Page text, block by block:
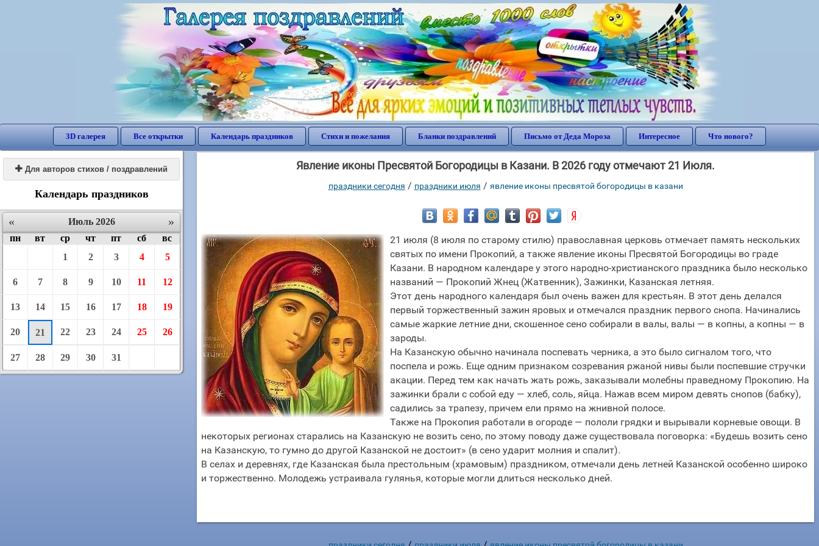
3D галерея Все открытки Календарь праздников Стихи и пожелания Бланки поздравлений Письмо от Деда Мороза Интересное Что нового?
 Для авторов стихов / поздравлений
Календарь праздников
« »
Июль 2026
пн
вт ср чт пт сб
вс
1
2 3 4 5
6 7 8 9 10 11 12
13 14 15 16 17 18 19
20 21 22 23 24 25 26
27 28 29 30 31
Явление иконы Пресвятой Богородицы в Казани. В 2026 году отмечают 21 Июля.
праздники сегодня / праздники июля / явление иконы пресвятой богородицы в казани
21 июля (8 июля по старому стилю) православная церковь отмечает память нескольких
святых по имени Прокопий, а также явление иконы Пресвятой Богородицы во граде
Казани. В народном календаре у этого народно-христианского праздника было несколько
названий — Прокопий Жнец (Жатвенник), Зажинки, Казанская летняя.
Этот день народного календаря был очень важен для крестьян. В этот день делался
первый торжественный зажин яровых и отмечался праздник первого снопа. Начинались
самые жаркие летние дни, скошенное сено собирали в валы, валы — в копны, а копны — в
зароды.
На Казанскую обычно начинала поспевать черника, а это было сигналом того, что
поспела и рожь. Еще одним признаком созревания ржаной нивы были поспевшие стручки
акации. Перед тем как начать жать рожь, заказывали молебны праведному Прокопию. На
зажинки брали с собой еду — хлеб, соль, яйца. Нажав всем миром девять снопов (бабку),
садились за трапезу, причем ели прямо на жнивной полосе.
Также на Прокопия работали в огороде — пололи грядки и вырывали корневые овощи. В
некоторых регионах старались на Казанскую не возить сено, по этому поводу даже существовала поговорка: «Будешь возить сено
на Казанскую, то гумно до другой Казанской не достоит» (в сено ударит молния и спалит).
В селах и деревнях, где Казанская была престольным (храмовым) праздником, отмечали день летней Казанской особенно широко
и торжественно. Молодежь устраивала гулянья, которые могли длиться несколько дней.